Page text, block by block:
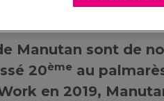
Manutan sont de
20ème au
en 2019,